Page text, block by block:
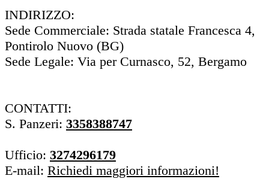
INDIRIZZO:
Sede Commerciale: Strada statale Francesca 4,
Pontirolo Nuovo (BG)
Sede Legale: Via per Curnasco, 52, Bergamo
CONTATTI:
S. Panzeri: 3358388747
Ufficio: 3274296179
E-mail: Richiedi maggiori informazioni!